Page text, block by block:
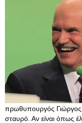
πρωθυπουργός Γιώργος
σταυρό. Αν είναι όπως